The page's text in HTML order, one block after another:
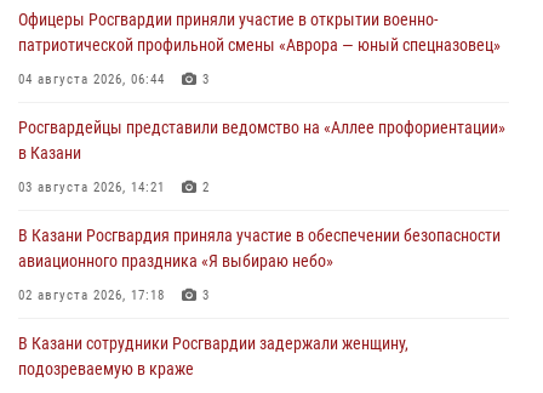
Офицеры Росгвардии приняли участие в открытии военно-
патриотической профильной смены «Аврора — юный спецназовец»
04 августа 2026, 06:44 3
Росгвардейцы представили ведомство на «Аллее профориентации»
в Казани
03 августа 2026, 14:21 2
В Казани Росгвардия приняла участие в обеспечении безопасности
авиационного праздника «Я выбираю небо»
02 августа 2026, 17:18 3
В Казани сотрудники Росгвардии задержали женщину,
подозреваемую в краже